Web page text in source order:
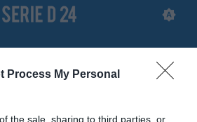
Process My Personal
the sale, sharing to third parties, or
interesse per
della